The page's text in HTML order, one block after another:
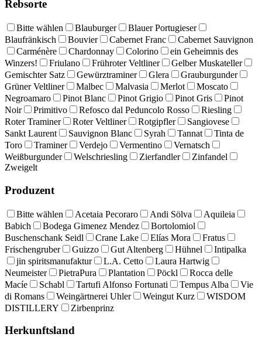
Rebsorte
Bitte wählen Blauburger
Blauer Portugieser
Blaufränkisch
Bouvier Cabernet Franc
Cabernet Sauvignon
Carménère
Chardonnay Colorino
ein Geheimnis des
Winzers!
Friulano Frühroter Veltliner
Gelber Muskateller
Gemischter Satz
Gewürztraminer Glera
Grauburgunder
Grüner Veltliner
Malbec Malvasia Merlot
Moscato
Negroamaro
Pinot Blanc Pinot Grigio Pinot Gris
Pinot
Noir
Primitivo Refosco dal Peduncolo Rosso
Riesling
Roter Traminer
Roter Veltliner Rotgipfler
Sangiovese
Sankt Laurent
Sauvignon Blanc Syrah Tannat
Tinta de
Toro
Traminer Verdejo Vermentino
Vernatsch
Weißburgunder
Welschriesling Zierfandler
Zinfandel
Zweigelt
Produzent
Bitte wählen Acetaia Pecoraro Andi Sölva
Aquileia
Babich
Bodega Gimenez Mendez
Bortolomiol
Buschenschank Seidl
Crane Lake Elías Mora
Fratus
Frischengruber
Guizzo Gut Altenberg Hühnel
Intipalka
jin spiritsmanufaktur
L.A. Cetto
Laura Hartwig
Neumeister
PietraPura Plantation Pöckl
Rocca delle
Macíe
Schabl Tartufi Alfonso Fortunati Tempus Alba
Vie
di Romans
Weingärtnerei Uhler Weingut Kurz
WISDOM
DISTILLERY
Zirbenprinz
Herkunftsland